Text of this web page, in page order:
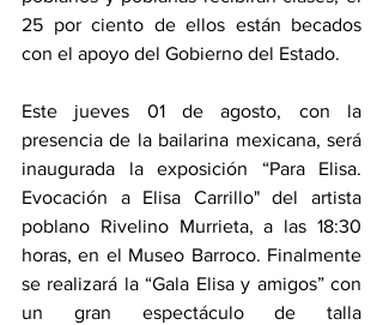
25 por ciento de ellos están becados
con el apoyo del Gobierno del Estado.
Este jueves 01 de agosto, con la
presencia de la bailarina mexicana, será
inaugurada la exposición “Para Elisa.
Evocación a Elisa Carrillo" del artista
poblano Rivelino Murrieta, a las 18:30
horas, en el Museo Barroco. Finalmente
se realizará la “Gala Elisa y amigos” con
un gran espectáculo de talla